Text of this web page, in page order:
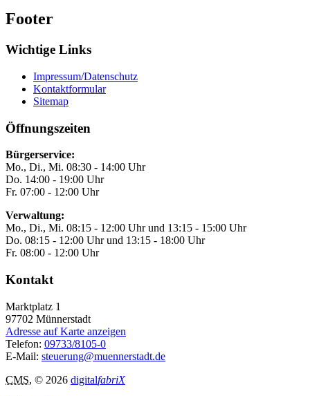
Footer
Wichtige Links
Impressum/Datenschutz
Kontaktformular
Sitemap
Öffnungszeiten
Bürgerservice:
Mo., Di., Mi. 08:30 - 14:00 Uhr
Do. 14:00 - 19:00 Uhr
Fr. 07:00 - 12:00 Uhr
Verwaltung:
Mo., Di., Mi. 08:15 - 12:00 Uhr und 13:15 - 15:00 Uhr
Do. 08:15 - 12:00 Uhr und 13:15 - 18:00 Uhr
Fr. 08:00 - 12:00 Uhr
Kontakt
Marktplatz 1
97702 Münnerstadt
Adresse auf Karte anzeigen
Telefon: 09733/8105-0
E-Mail: steuerung@muennerstadt.de
CMS, © 2026 digitalfabriX